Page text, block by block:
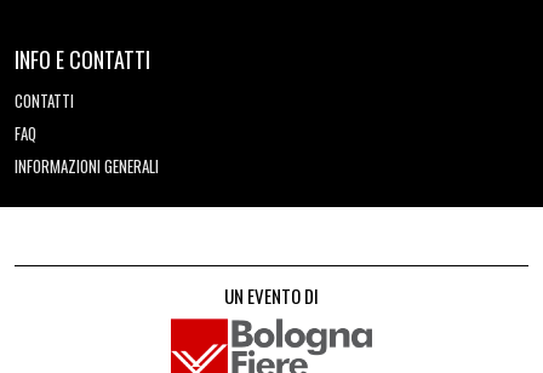
INFO E CONTATTI
CONTATTI
FAQ
INFORMAZIONI GENERALI
UN EVENTO DI